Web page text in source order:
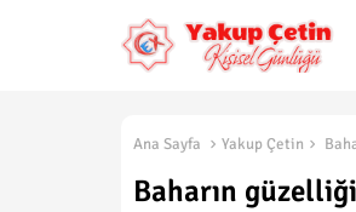
Ana Sayfa Yakup Çetin
Baharın